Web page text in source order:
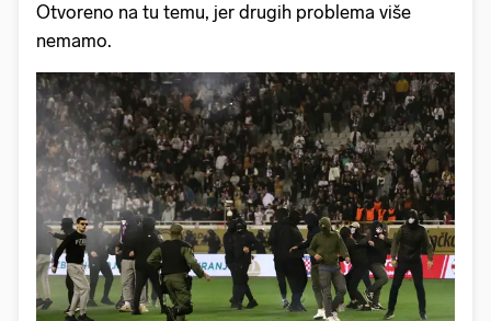
Otvoreno na tu temu, jer drugih problema više
nemamo.